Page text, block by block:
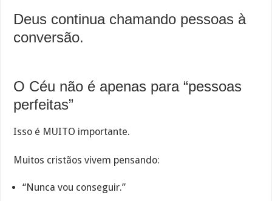
Deus continua chamando pessoas à
conversão.
O Céu não é apenas para “pessoas
perfeitas”
Isso é MUITO importante.
Muitos cristãos vivem pensando:
“Nunca vou conseguir.”